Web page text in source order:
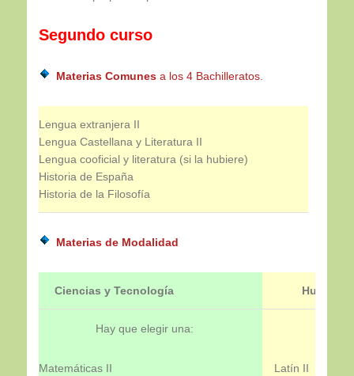
Segundo curso
Materias Comunes a los 4 Bachilleratos.
Lengua extranjera II
Lengua Castellana y Literatura II
Lengua cooficial y literatura (si la hubiere)
Historia de España
Historia de la Filosofía
Materias de Modalidad
Ciencias y Tecnología
Hay que elegir una:
Matemáticas II
Latín II